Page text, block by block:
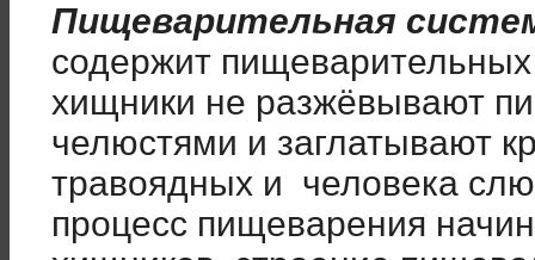
Пищеварительная
содержит
хищники не разжёвывают
челюстями и заглатывают
травоядных и человека
процесс пищеварения